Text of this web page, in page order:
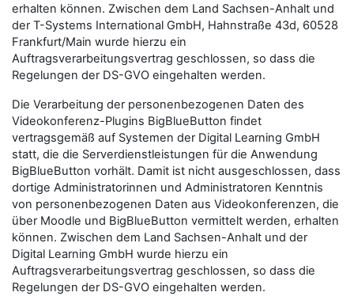
erhalten können. Zwischen dem Land Sachsen-Anhalt und
der T-Systems International GmbH, Hahnstraße 43d, 60528
Frankfurt/Main wurde hierzu ein
Auftragsverarbeitungsvertrag geschlossen, so dass die
Regelungen der DS-GVO eingehalten werden.
Die Verarbeitung der personenbezogenen Daten des
Videokonferenz-Plugins BigBlueButton findet
vertragsgemäß auf Systemen der Digital Learning GmbH
statt, die die Serverdienstleistungen für die Anwendung
BigBlueButton vorhält. Damit ist nicht ausgeschlossen, dass
dortige Administratorinnen und Administratoren Kenntnis
von personenbezogenen Daten aus Videokonferenzen, die
über Moodle und BigBlueButton vermittelt werden, erhalten
können. Zwischen dem Land Sachsen-Anhalt und der
Digital Learning GmbH wurde hierzu ein
Auftragsverarbeitungsvertrag geschlossen, so dass die
Regelungen der DS-GVO eingehalten werden.